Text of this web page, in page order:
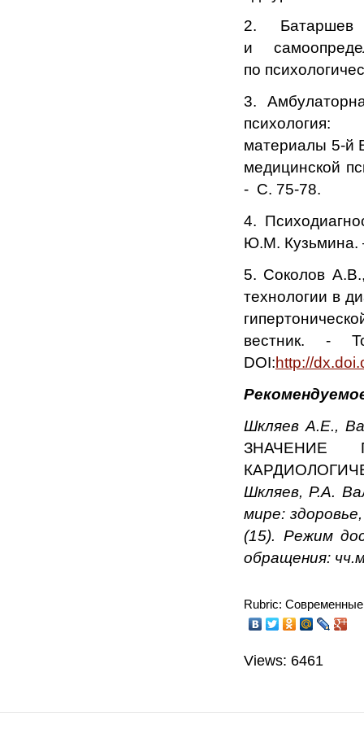
2. Батаршев
и
по
3.
психология:
материалы 5-й
медицинской
- С. 75-78.
4.
Ю.М. Кузьмина.
5. Соколов
технологии в
вестник.
DOI:http://
Шкляев А.Е.,
ЗНАЧЕНИЕ
Шкляев, Р.А.
мире:
(15). Режим
обращения:
Rubric:
Views: 6461